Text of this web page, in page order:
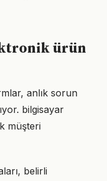
ürün
anlık sorun
bilgisayar
müşteri
belirli